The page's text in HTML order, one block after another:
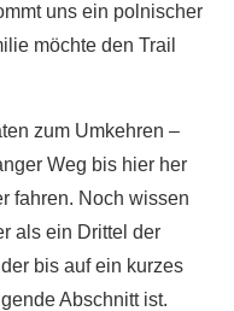
uns ein polnischer
möchte den Trail
zum Umkehren –
Weg bis hier her
fahren. Noch wissen
als ein Drittel der
bis auf ein kurzes
Abschnitt ist.